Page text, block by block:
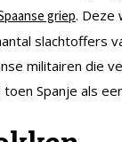
griep. Deze
slachtoffers
militairen die
Spanje als